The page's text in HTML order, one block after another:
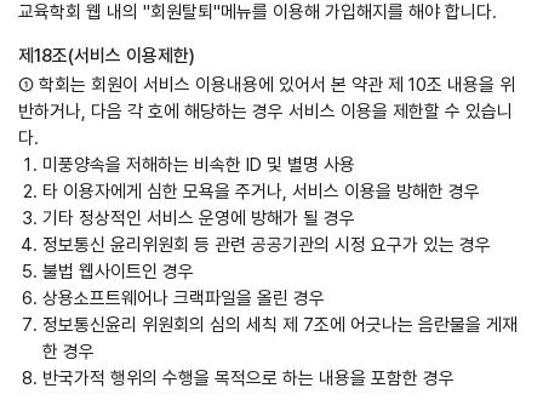
교육학회 웹 내의 "회원탈퇴"메뉴를 이용해 가입해지를 해야 합니다.
제18조(서비스 이용제한)
① 학회는 회원이 서비스 이용내용에 있어서 본 약관 제 10조 내용을 위
반하거나, 다음 각 호에 해당하는 경우 서비스 이용을 제한할 수 있습니
다.
미풍양속을 저해하는 비속한 ID 및 별명 사용
타 이용자에게 심한 모욕을 주거나, 서비스 이용을 방해한 경우
기타 정상적인 서비스 운영에 방해가 될 경우
정보통신 윤리위원회 등 관련 공공기관의 시정 요구가 있는 경우
불법 웹사이트인 경우
상용소프트웨어나 크랙파일을 올린 경우
정보통신윤리 위원회의 심의 세칙 제 7조에 어긋나는 음란물을 게재
한 경우
반국가적 행위의 수행을 목적으로 하는 내용을 포함한 경우